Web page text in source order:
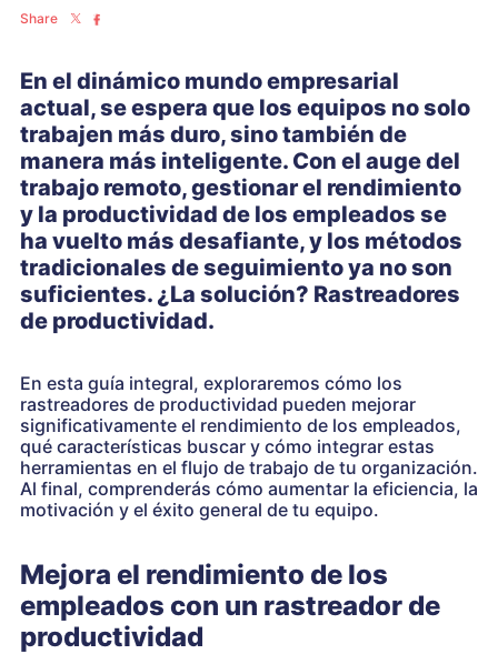
Share
En el dinámico mundo empresarial
actual, se espera que los equipos no solo
trabajen más duro, sino también de
manera más inteligente. Con el auge del
trabajo remoto, gestionar el rendimiento
y la productividad de los empleados se
ha vuelto más desafiante, y los métodos
tradicionales de seguimiento ya no son
suficientes. ¿La solución? Rastreadores
de productividad.
En esta guía integral, exploraremos cómo los
rastreadores de productividad pueden mejorar
significativamente el rendimiento de los empleados,
qué características buscar y cómo integrar estas
herramientas en el flujo de trabajo de tu organización.
Al final, comprenderás cómo aumentar la eficiencia, la
motivación y el éxito general de tu equipo.
Mejora el rendimiento de los
empleados con un rastreador de
productividad